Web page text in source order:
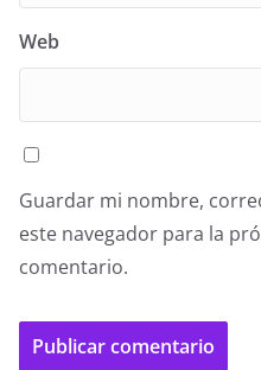
Web
Guardar mi nombre,
este navegador para la
comentario.